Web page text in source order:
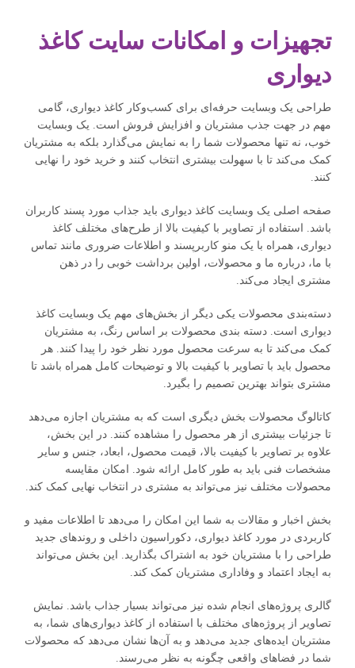
تجهیزات و امکانات سایت کاغذ
دیواری
طراحی یک وبسایت حرفه‌ای برای کسب‌وکار کاغذ دیواری، گامی
مهم در جهت جذب مشتریان و افزایش فروش است. یک وبسایت
خوب، نه تنها محصولات شما را به نمایش می‌گذارد بلکه به مشتریان
کمک می‌کند تا با سهولت بیشتری انتخاب کنند و خرید خود را نهایی
کنند.
صفحه اصلی یک وبسایت کاغذ دیواری باید جذاب مورد پسند کاربران
باشد. استفاده از تصاویر با کیفیت بالا از طرح‌های مختلف کاغذ
دیواری، همراه با یک منو کاربرپسند و اطلاعات ضروری مانند تماس
با ما، درباره ما و محصولات، اولین برداشت خوبی را در ذهن
مشتری ایجاد می‌کند.
دسته‌بندی محصولات یکی دیگر از بخش‌های مهم یک وبسایت کاغذ
دیواری است. دسته بندی محصولات بر اساس رنگ، به مشتریان
کمک می‌کند تا به سرعت محصول مورد نظر خود را پیدا کنند. هر
محصول باید با تصاویر با کیفیت بالا و توضیحات کامل همراه باشد تا
مشتری بتواند بهترین تصمیم را بگیرد.
کاتالوگ محصولات بخش دیگری است که به مشتریان اجازه می‌دهد
تا جزئیات بیشتری از هر محصول را مشاهده کنند. در این بخش،
علاوه بر تصاویر با کیفیت بالا، قیمت محصول، ابعاد، جنس و سایر
مشخصات فنی باید به طور کامل ارائه شود. امکان مقایسه
محصولات مختلف نیز می‌تواند به مشتری در انتخاب نهایی کمک کند.
بخش اخبار و مقالات به شما این امکان را می‌دهد تا اطلاعات مفید و
کاربردی در مورد کاغذ دیواری، دکوراسیون داخلی و روندهای جدید
طراحی را با مشتریان خود به اشتراک بگذارید. این بخش می‌تواند
به ایجاد اعتماد و وفاداری مشتریان کمک کند.
گالری پروژه‌های انجام شده نیز می‌تواند بسیار جذاب باشد. نمایش
تصاویر از پروژه‌های مختلف با استفاده از کاغذ دیواری‌های شما، به
مشتریان ایده‌های جدید می‌دهد و به آن‌ها نشان می‌دهد که محصولات
شما در فضاهای واقعی چگونه به نظر می‌رسند.